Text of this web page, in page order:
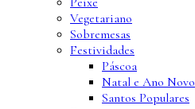
Vegetariano
Sobremesas
Festividades
Páscoa
Natal e Ano Novo
Santos Populares